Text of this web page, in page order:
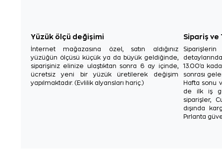
Yüzük ölçü değişimi
İnternet mağazasına özel, satın aldığınız
yüzüğün ölçüsü küçük ya da büyük geldiğinde,
siparişiniz elinize ulaştıktan sonra 6 ay içinde,
ücretsiz yeni bir yüzük üretilerek değişim
yapılmaktadır. (Evlilik alyansları hariç.)
Sipariş ve
13.00'a
sonrası
Hafta sonu
de ilk iş
siparişler,
dışında
Pırlanta